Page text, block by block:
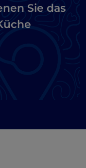
Sie das